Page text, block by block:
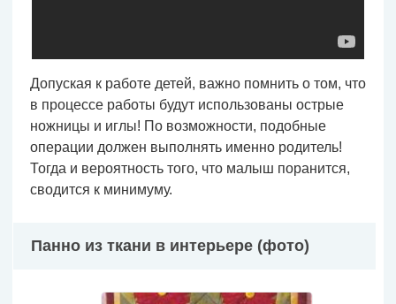
Допуская к работе детей, важно помнить о том, что
в процессе работы будут использованы острые
ножницы и иглы! По возможности, подобные
операции должен выполнять именно родитель!
Тогда и вероятность того, что малыш поранится,
сводится к минимуму.
Панно из ткани в интерьере (фото)